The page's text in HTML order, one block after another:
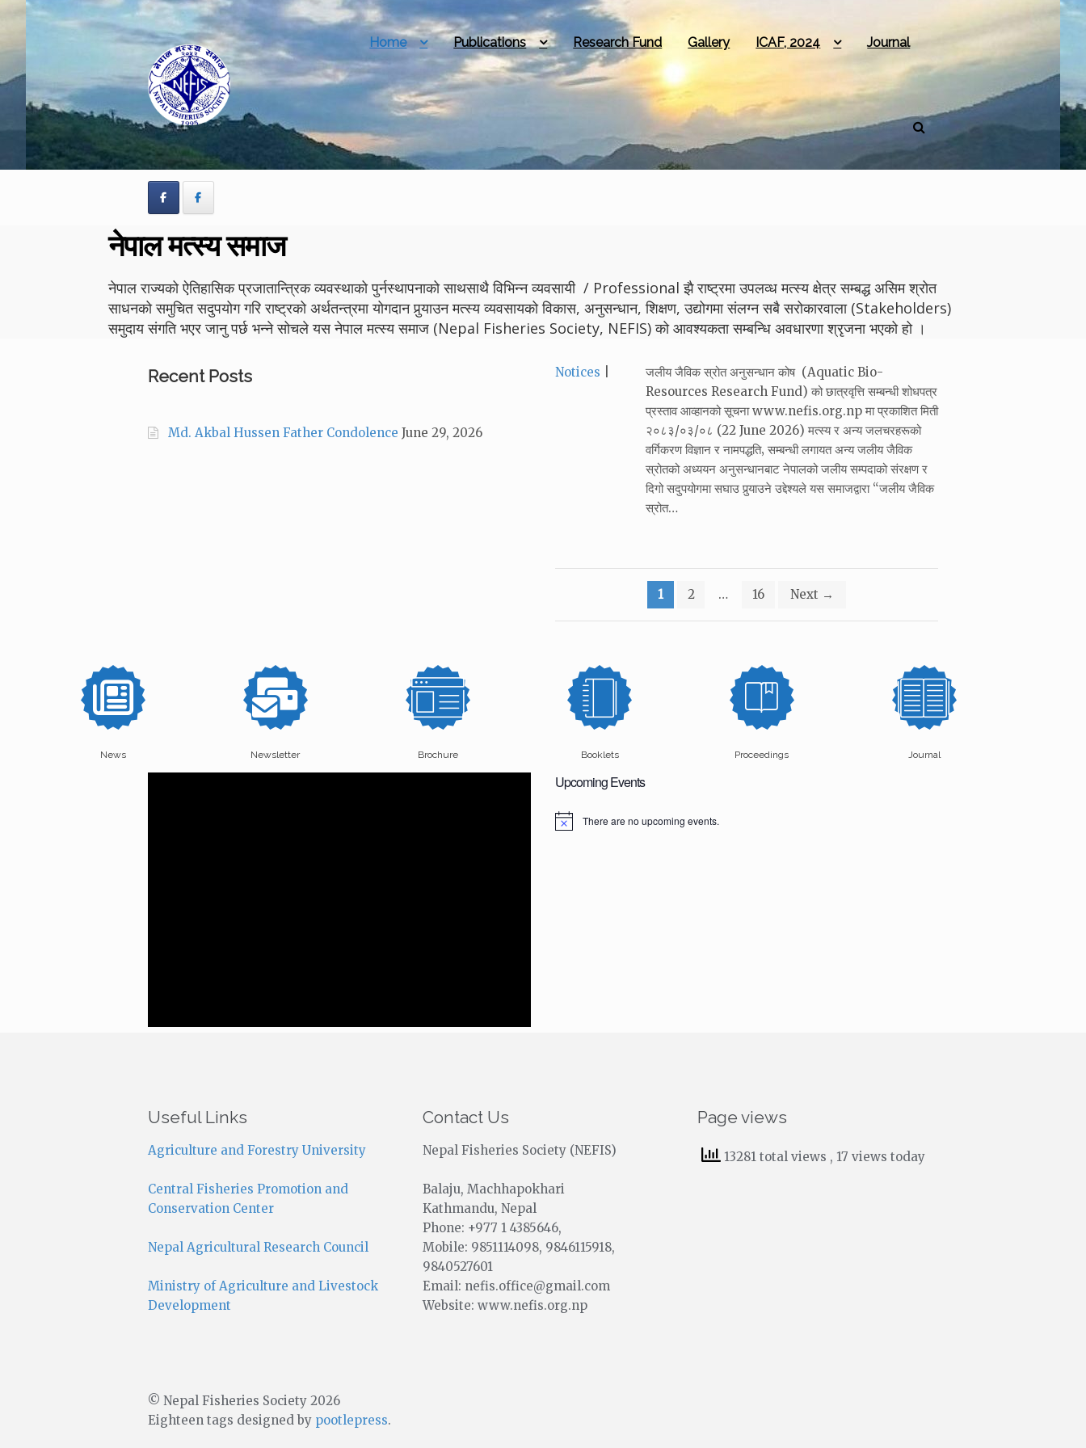
Skip
to
navigation
Skip
to
content
Home Publications Research Fund Gallery ICAF, 2024 Journal
नेपाल मत्स्य समाज
नेपाल राज्यको ऐतिहासिक प्रजातान्त्रिक व्यवस्थाको पुर्नस्थापनाको साथसाथै विभिन्न व्यवसायी / Professional झै राष्ट्रमा उपलव्ध मत्स्य क्षेत्र सम्बद्ध असिम श्रोत
साधनको समुचित सदुपयोग गरि राष्ट्रको अर्थतन्त्रमा योगदान पुर्‍याउन मत्स्य व्यवसायको विकास, अनुसन्धान, शिक्षण, उद्योगमा संलग्न सबै सरोकारवाला (Stakeholders)
समुदाय संगति भएर जानु पर्छ भन्ने सोचले यस नेपाल मत्स्य समाज (Nepal Fisheries Society, NEFIS) को आवश्यकता सम्बन्धि अवधारणा श्रृजना भएको हो ।
Recent Posts
Md. Akbal Hussen Father Condolence June 29, 2026
Categories:
Notices
जलीय जैविक स्रोत अनुसन्धान कोष (Aquatic Bio-
Resources Research Fund) को छात्रवृत्ति सम्बन्धी शोधपत्र
प्रस्ताव आव्हानको सूचना www.nefis.org.np मा प्रकाशित मिती
२०८३/०३/०८ (22 June 2026) मत्स्य र अन्य जलचरहरूको
वर्गिकरण विज्ञान र नामपद्धति‚ सम्बन्धी लगायत अन्य जलीय जैविक
स्रोतको अध्ययन अनुसन्धानबाट नेपालको जलीय सम्पदाको संरक्षण र
दिगो सदुपयोगमा सघाउ पुर्‍याउने उद्देश्यले यस समाजद्वारा “जलीय जैविक
स्रोत…
pagination
1 2 … 16 Next →
News Newsletter Brochure Booklets Proceedings Journal
Upcoming Events
N
There are no upcoming events.
Useful Links
Agriculture and Forestry University
Central Fisheries Promotion and
Conservation Center
Nepal Agricultural Research Council
Ministry of Agriculture and Livestock
Development
Contact Us
Nepal Fisheries Society (NEFIS)
Balaju, Machhapokhari
Kathmandu, Nepal
Phone: +977 1 4385646,
Mobile: 9851114098, 9846115918,
9840527601
Email: nefis.office@gmail.com
Website: www.nefis.org.np
Page views
13281 total views , 17 views today
© Nepal Fisheries Society 2026
Eighteen tags designed by pootlepress.